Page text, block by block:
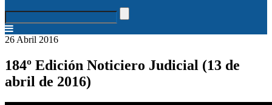
26 Abril 2016
184º Edición Noticiero Judicial (13 de
abril de 2016)